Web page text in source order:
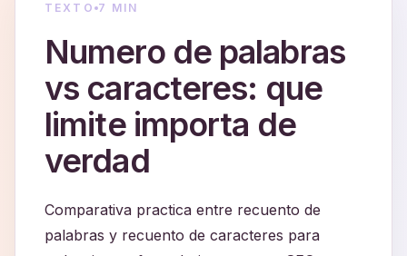
TEXTO 7 MIN
Numero de palabras
vs caracteres: que
limite importa de
verdad
Comparativa practica entre recuento de
palabras y recuento de caracteres para